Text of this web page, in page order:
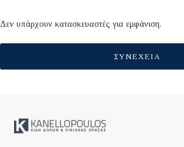
Δεν υπάρχουν κατασκευαστές για εμφάνιση.
ΣΥΝΈΧΕΙΑ